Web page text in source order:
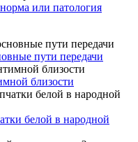
или патология
пути передачи
близости
белой в народной